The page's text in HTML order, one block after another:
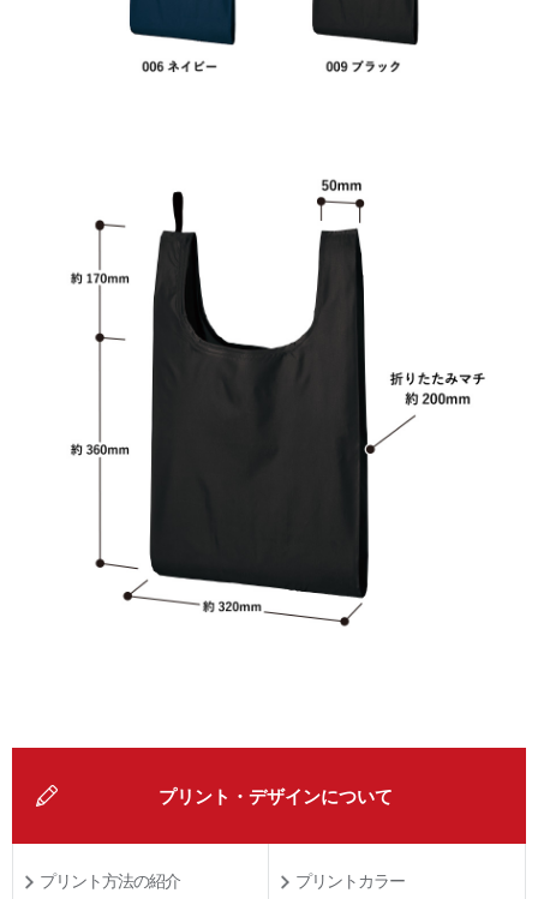
プリント・デザインについて
プリント方法の紹介 プリントカラー